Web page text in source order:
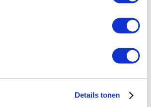
Details tonen